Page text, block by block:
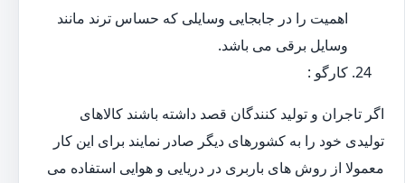
اهمیت را در جابجایی وسایلی که حساس ترند مانند
وسایل برقی می باشد.
کارگو :
اگر تاجران و تولید کنندگان قصد داشته باشند کالاهای
تولیدی خود را به کشورهای دیگر صادر نمایند برای این کار
معمولا از روش های باربری در دریایی و هوایی استفاده می